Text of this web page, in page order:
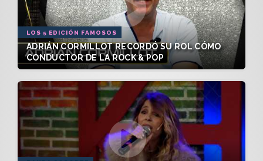
LOS 5 EDICIÓN FAMOSOS
ADRIÁN CORMILLOT RECORDÓ SU ROL CÓMO
CONDUCTOR DE LA ROCK & POP